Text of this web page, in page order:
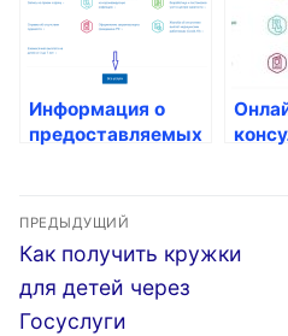
Информация о
предоставляемых
мерах поддержки
занятости
Навигация
по
записям
ПРЕДЫДУЩИЙ
Предыдущая
запись:
Как получить кружки
для детей через
Госуслуги